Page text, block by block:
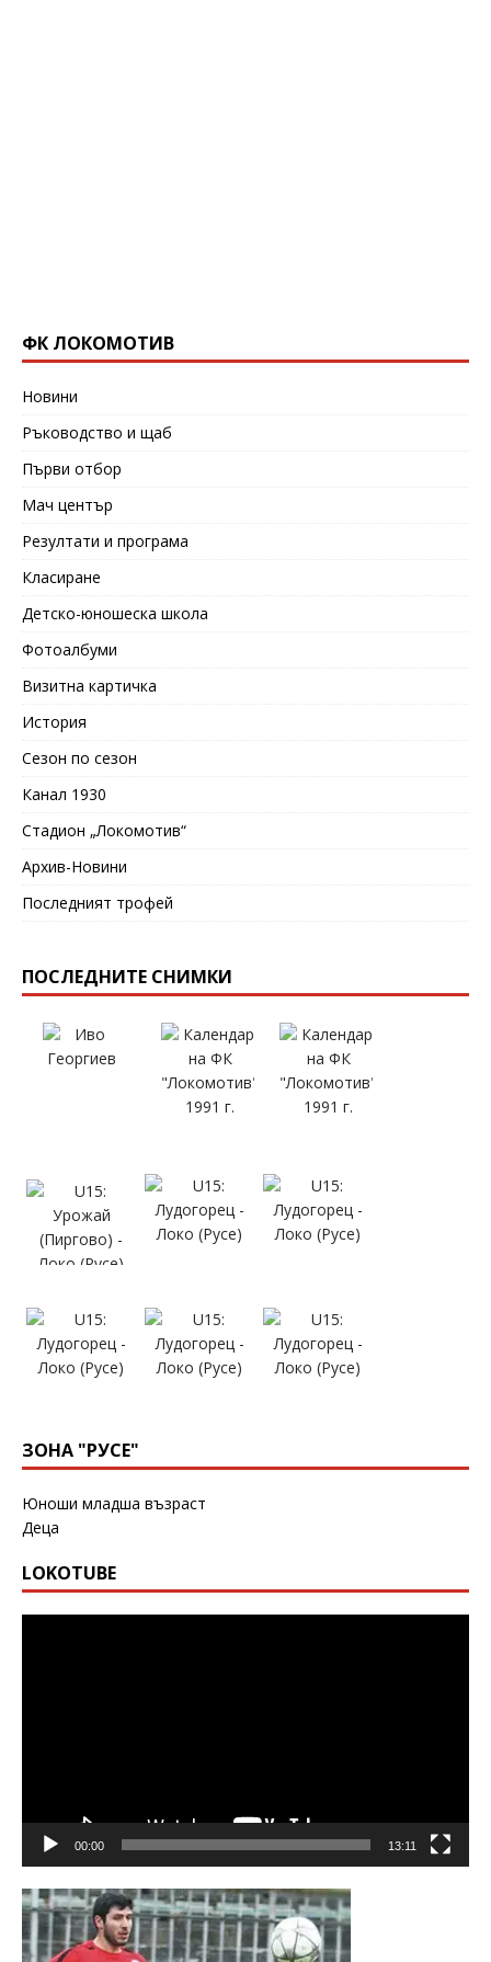
ФК ЛОКОМОТИВ
Новини
Ръководство и щаб
Първи отбор
Мач център
Резултати и програма
Класиране
Детско-юношеска школа
Фотоалбуми
Визитна картичка
История
Сезон по сезон
Канал 1930
Стадион „Локомотив“
Архив-Новини
Последният трофей
ПОСЛЕДНИТЕ СНИМКИ
ЗОНА "РУСЕ"
Юноши младша възраст
Деца
LOKOTUBE
00:00 13:11